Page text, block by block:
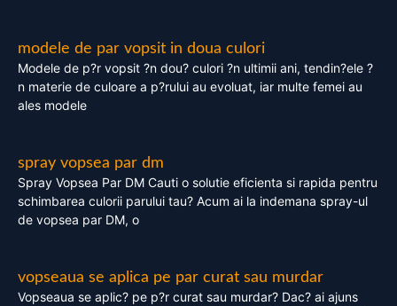
modele de par vopsit in doua culori
Modele de p?r vopsit ?n dou? culori ?n ultimii ani, tendin?ele ?
n materie de culoare a p?rului au evoluat, iar multe femei au
ales modele
spray vopsea par dm
Spray Vopsea Par DM Cauti o solutie eficienta si rapida pentru
schimbarea culorii parului tau? Acum ai la indemana spray-ul
de vopsea par DM, o
vopseaua se aplica pe par curat sau murdar
Vopseaua se aplic? pe p?r curat sau murdar? Dac? ai ajuns